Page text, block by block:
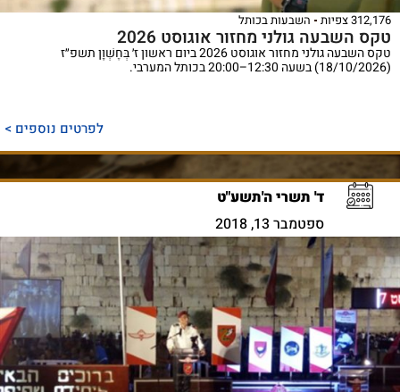
312,176 צפיות השבעות בכותל
טקס השבעה גולני מחזור אוגוסט 2026
טקס השבעה גולני מחזור אוגוסט 2026 ביום ראשון ז׳ בְּחֶשְׁוָן תשפ״ז
(18/10/2026) בשעה 12:30–20:00 בכותל המערבי.
לפרטים נוספים >
ד' תשרי ה'תשע"ט
ספטמבר 13, 2018